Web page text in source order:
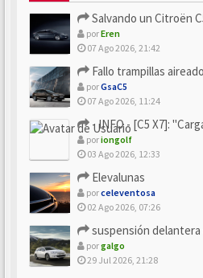
Salvando un Citroën C5 del
porEren
07 Ago 2026, 21:42
Fallo trampillas
porGsaC5
07 Ago 2026, 11:24
- INFO - [C5 X7]: "Carga
poriongolf
03 Ago 2026, 12:33
Elevalunas
porceleventosa
02 Ago 2026, 07:26
suspensión delantera
porgalgo
29 Jul 2026, 21:28